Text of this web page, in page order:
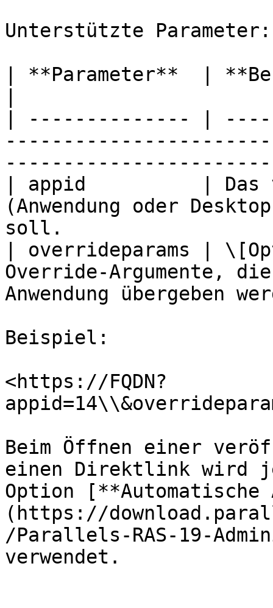
Unterstützte Parameter:
| **Parameter**  |
| -------------- |
| appid          | Das
(Anwendung oder
soll.
| overrideparams |
Override-Argumente,
Anwendung übergeben
Beispiel:
<https://FQDN?
Beim Öffnen einer
einen Direktlink wird
Option [**Automatische
(https://
/Parallels-RAS-19-
verwendet.